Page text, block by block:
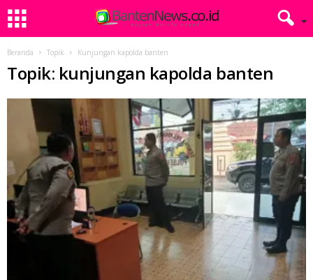
Beranda Topik Kunjungan kapolda banten
Topik: kunjungan kapolda banten